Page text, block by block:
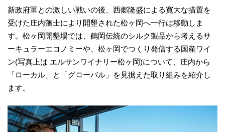
新政府軍との激しい戦いの後、西郷隆盛による寛大な措置を
受けた庄内藩士により開墾された松ヶ岡へ一行は移動しま
す。松ヶ岡開墾場では、鶴岡伝統のシルク製品から考えるサ
ーキュラーエコノミーや、松ヶ岡でつくり発信する国産ワイ
ン(写真上は エルサンワイナリー松ヶ岡)について、庄内から
「ローカル」と「グローバル」を見据えた取り組みを紹介し
ます。